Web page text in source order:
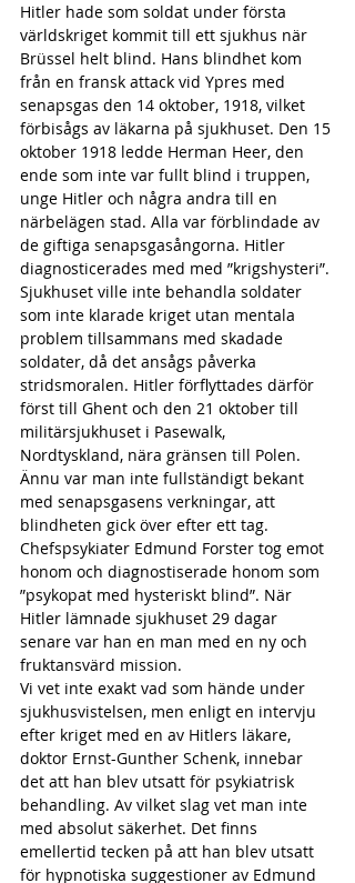
Hitler hade som soldat under första
världskriget kommit till ett sjukhus när
Brüssel helt blind. Hans blindhet kom
från en fransk attack vid Ypres med
senapsgas den 14 oktober, 1918, vilket
förbisågs av läkarna på sjukhuset. Den 15
oktober 1918 ledde Herman Heer, den
ende som inte var fullt blind i truppen,
unge Hitler och några andra till en
närbelägen stad. Alla var förblindade av
de giftiga senapsgasångorna. Hitler
diagnosticerades med med ”krigshysteri”.
Sjukhuset ville inte behandla soldater
som inte klarade kriget utan mentala
problem tillsammans med skadade
soldater, då det ansågs påverka
stridsmoralen. Hitler förflyttades därför
först till Ghent och den 21 oktober till
militärsjukhuset i Pasewalk,
Nordtyskland, nära gränsen till Polen.
Ännu var man inte fullständigt bekant
med senapsgasens verkningar, att
blindheten gick över efter ett tag.
Chefspsykiater Edmund Forster tog emot
honom och diagnostiserade honom som
”psykopat med hysteriskt blind”. När
Hitler lämnade sjukhuset 29 dagar
senare var han en man med en ny och
fruktansvärd mission.
Vi vet inte exakt vad som hände under
sjukhusvistelsen, men enligt en intervju
efter kriget med en av Hitlers läkare,
doktor Ernst-Gunther Schenk, innebar
det att han blev utsatt för psykiatrisk
behandling. Av vilket slag vet man inte
med absolut säkerhet. Det finns
emellertid tecken på att han blev utsatt
för hypnotiska suggestioner av Edmund